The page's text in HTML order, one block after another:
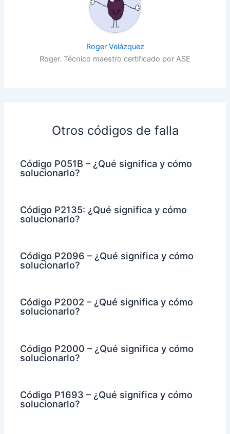
Roger Velázquez
Roger. Técnico maestro certificado por ASE
Otros códigos de falla
Código P051B – ¿Qué significa y cómo
solucionarlo?
Código P2135: ¿Qué significa y cómo
solucionarlo?
Código P2096 – ¿Qué significa y cómo
solucionarlo?
Código P2002 – ¿Qué significa y cómo
solucionarlo?
Código P2000 – ¿Qué significa y cómo
solucionarlo?
Código P1693 – ¿Qué significa y cómo
solucionarlo?